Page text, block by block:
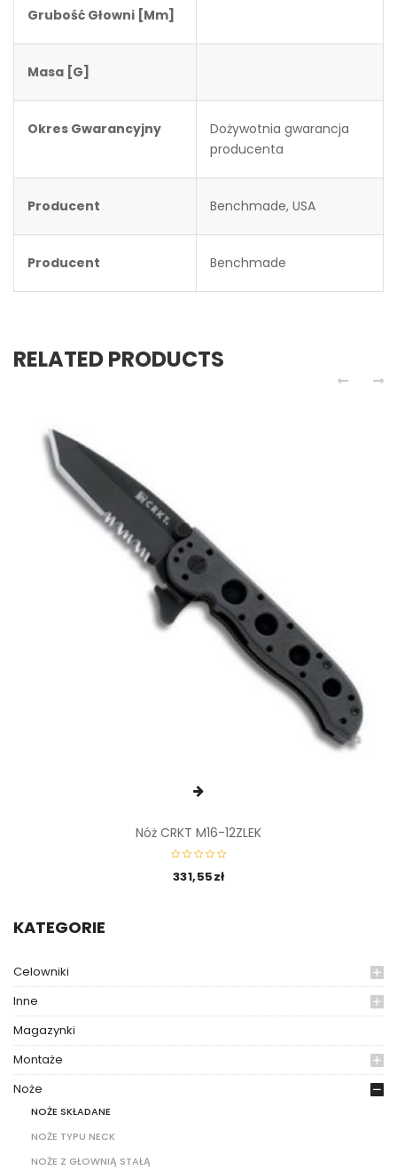
KATEGORIE
Celowniki
Inne
Magazynki
Montaże
Noże
NOŻE SKŁADANE
NOŻE TYPU NECK
NOŻE Z GŁOWNIĄ STAŁĄ
Grubość Głowni [mm]
Masa [g]
Okres Gwarancyjny
Dożywotnia gwarancja
producenta
Producent Benchmade, USA
Producent Benchmade
RELATED PRODUCTS
Nóż CRKT M16-12ZLEK
331,55zł